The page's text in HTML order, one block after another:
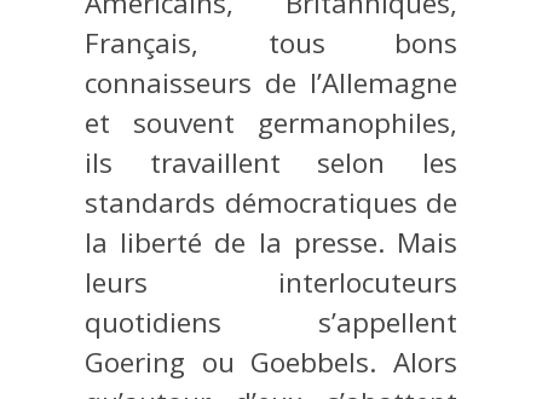
Français, tous bons
connaisseurs de l’Allemagne
et souvent germanophiles,
ils travaillent selon les
standards démocratiques de
la liberté de la presse. Mais
leurs interlocuteurs
quotidiens s’appellent
Goering ou Goebbels. Alors